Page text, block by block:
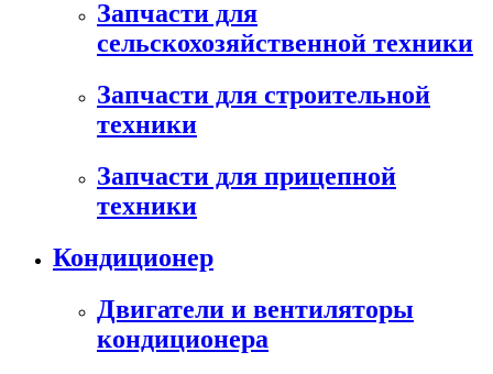
Запчасти для
сельскохозяйственной техники
Запчасти для строительной
техники
Запчасти для прицепной
техники
Кондиционер
Двигатели и вентиляторы
кондиционера